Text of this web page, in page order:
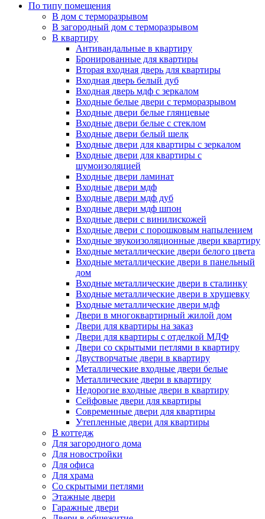
По типу помещения
В дом с терморазрывом
В загородный дом с терморазрывом
В квартиру
Антивандальные в квартиру
Бронированные для квартиры
Вторая входная дверь для квартиры
Входная дверь белый дуб
Входная дверь мдф с зеркалом
Входные белые двери с терморазрывом
Входные двери белые глянцевые
Входные двери белые с стеклом
Входные двери белый шелк
Входные двери для квартиры с зеркалом
Входные двери для квартиры с
шумоизоляцией
Входные двери ламинат
Входные двери мдф
Входные двери мдф дуб
Входные двери мдф шпон
Входные двери с винилискожей
Входные двери с порошковым напылением
Входные звукоизоляционные двери квартиру
Входные металлические двери белого цвета
Входные металлические двери в панельный
дом
Входные металлические двери в сталинку
Входные металлические двери в хрущевку
Входные металлические двери мдф
Двери в многоквартирный жилой дом
Двери для квартиры на заказ
Двери для квартиры с отделкой МДФ
Двери со скрытыми петлями в квартиру
Двустворчатые двери в квартиру
Металлические входные двери белые
Металлические двери в квартиру
Недорогие входные двери в квартиру
Сейфовые двери для квартиры
Современные двери для квартиры
Утепленные двери для квартиры
В коттедж
Для загородного дома
Для новостройки
Для офиса
Для храма
Со скрытыми петлями
Этажные двери
Гаражные двери